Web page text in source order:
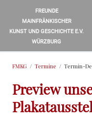
FREUNDE
MAINFRÄNKISCHER
KUNST UND GESCHICHTE E.V.
WÜRZBURG
FMKG Termine Termin-
Preview